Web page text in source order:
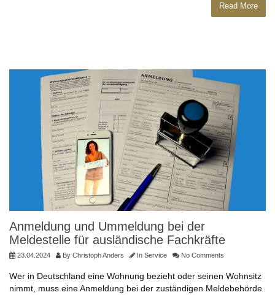
Read More
Anmeldung und Ummeldung bei der
Meldestelle für ausländische Fachkräfte
23.04.2024 By Christoph Anders In Service No Comments
Wer in Deutschland eine Wohnung bezieht oder seinen Wohnsitz
nimmt, muss eine Anmeldung bei der zuständigen Meldebehörde